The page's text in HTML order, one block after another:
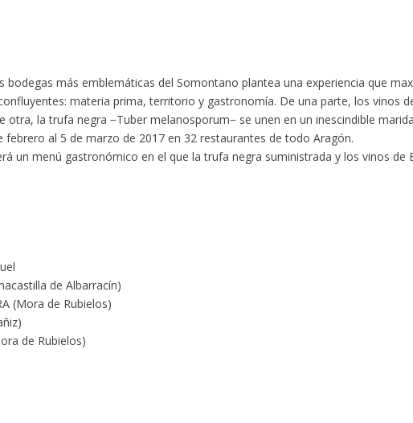
bodegas más emblemáticas del Somontano plantea una experiencia que
materia prima, territorio y gastronomía. De una parte, los vinos
otra, la trufa negra −Tuber melanosporum− se unen en un inescindible
febrero al 5 de marzo de 2017 en 32 restaurantes de todo Aragón.
un menú gastronómico en el que la trufa negra suministrada y los vinos de
de Albarracín)
(Mora de Rubielos)
de Rubielos)